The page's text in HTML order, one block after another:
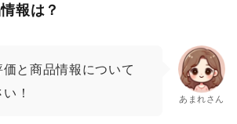
報は？
と商品情報について
！
あまれさん